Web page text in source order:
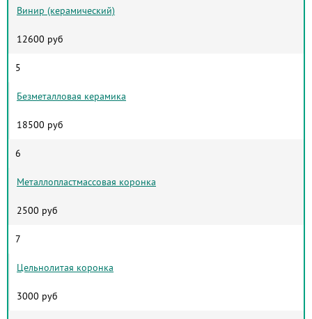
Винир (керамический)
12600 руб
5
Безметалловая керамика
18500 руб
6
Металлопластмассовая коронка
2500 руб
7
Цельнолитая коронка
3000 руб